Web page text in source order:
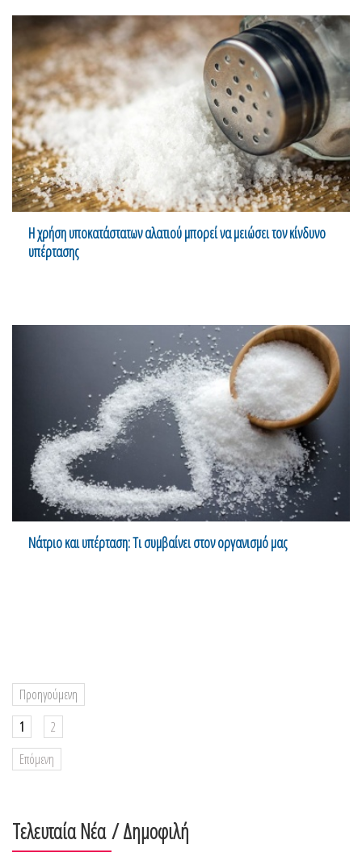
Η χρήση υποκατάστατων αλατιού μπορεί να μειώσει τον κίνδυνο
υπέρτασης
Νάτριο και υπέρταση: Τι συμβαίνει στον οργανισμό μας
Προηγούμενη
1
2
Επόμενη
Τελευταία Νέα / Δημοφιλή